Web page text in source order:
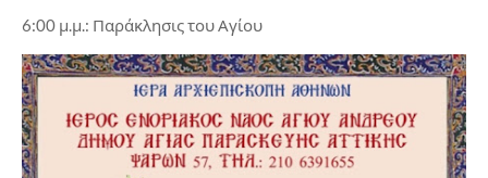
6:00 μ.μ.: Παράκλησις του Αγίου